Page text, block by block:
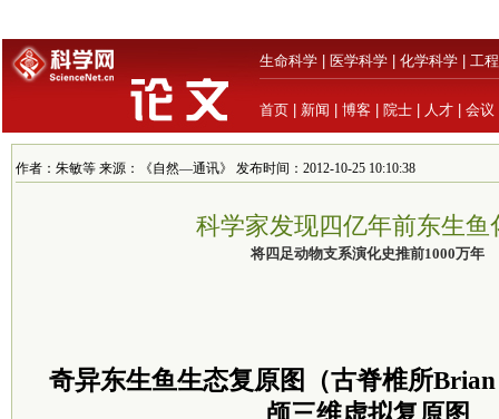
生命科学 医学科学 化学科学 工
首页 新闻 博客 院士 人才 会议
作者：朱敏等 来源：《自然—通讯》 发布时间：2012-10-25 10:10:38
科学家发现四亿年前东生鱼
将四足动物支系演化史推前1000万年
奇异东生鱼生态复原图（古脊椎所